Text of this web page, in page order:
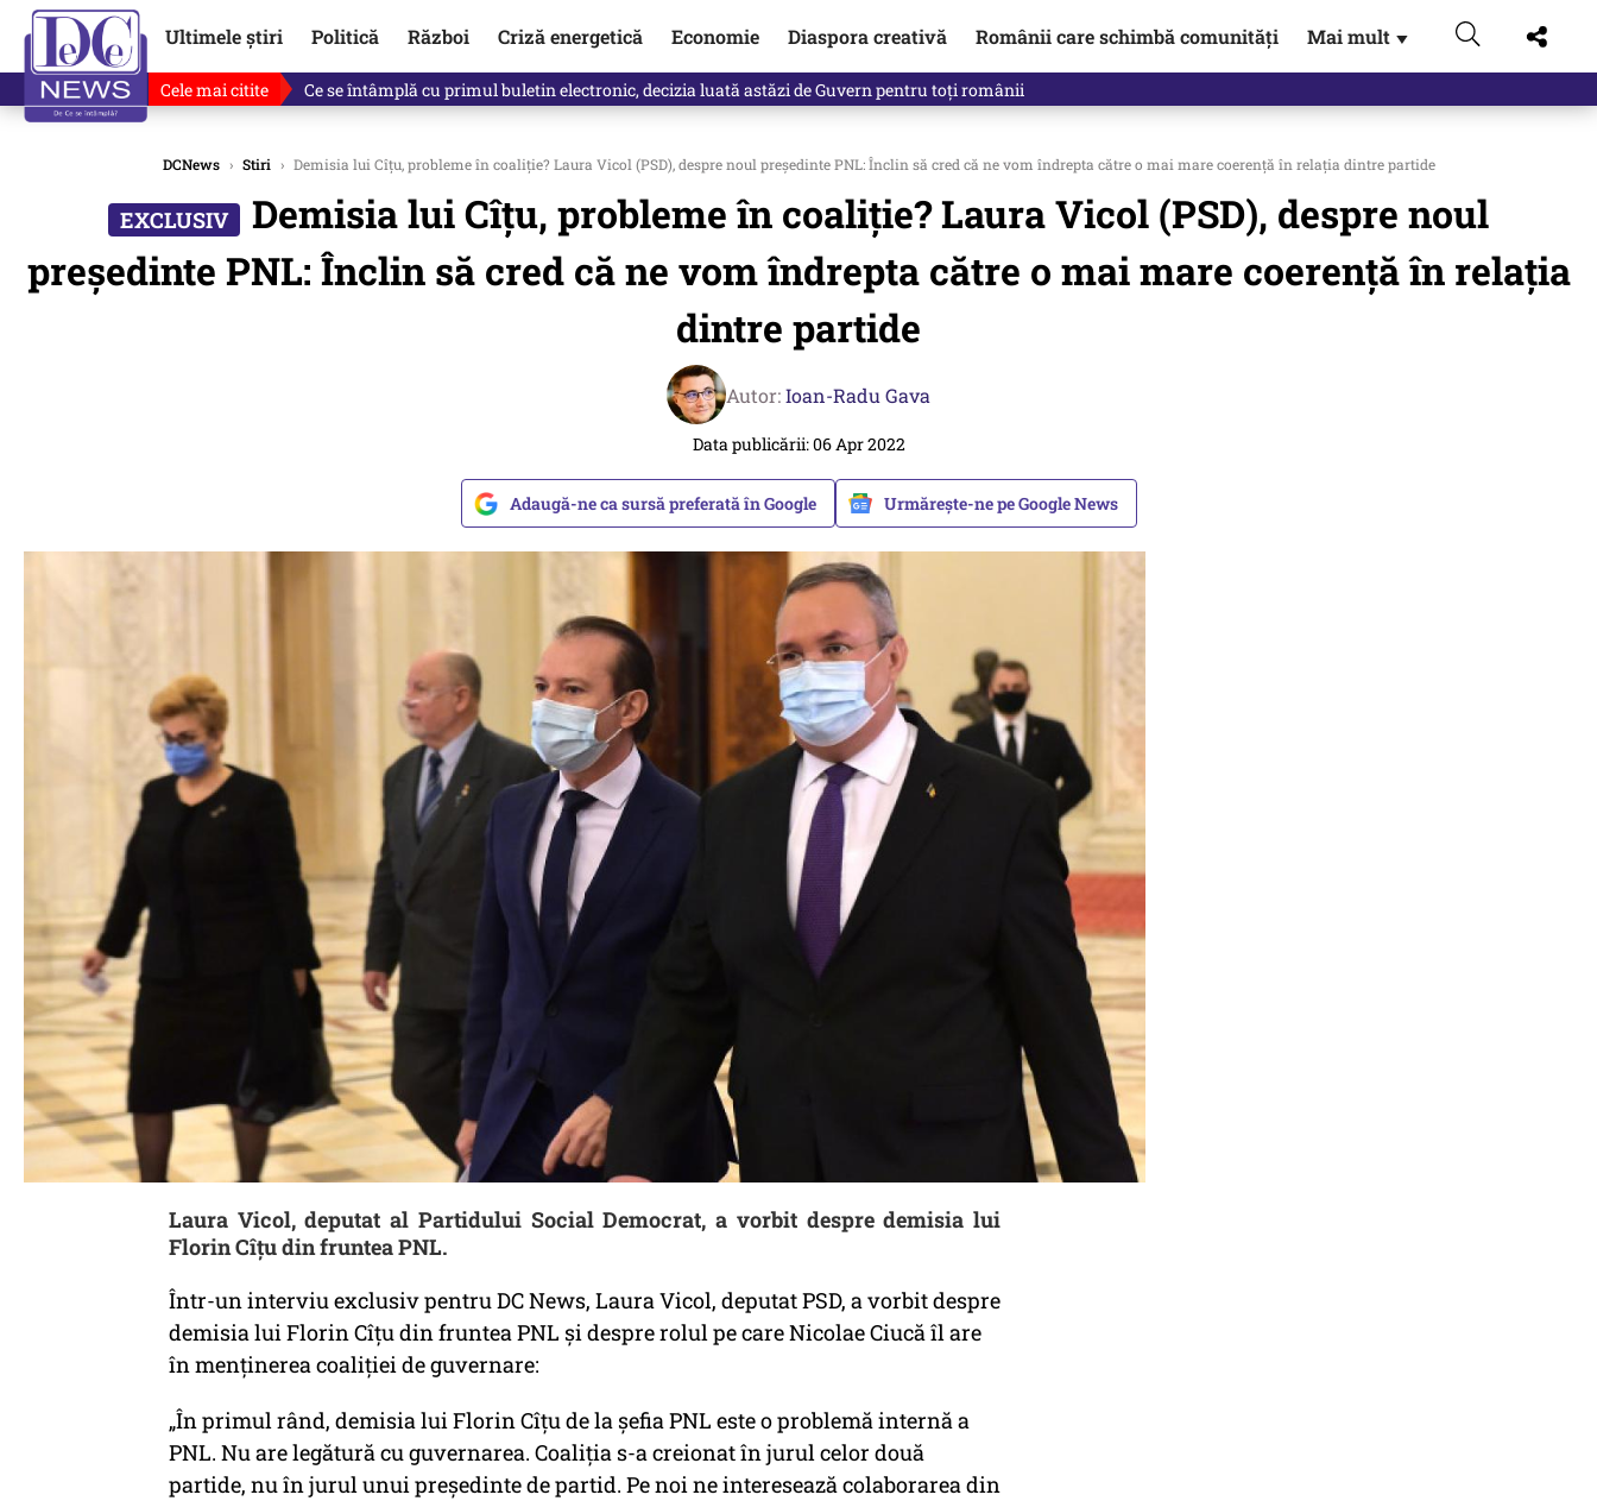
Ultimele știri Politică Război Criză energetică Economie Diaspora creativă Românii care schimbă comunități Mai mult ▼
Cele mai citite Ce se întâmplă cu primul buletin electronic, decizia luată astăzi de Guvern pentru toți românii
DCNews › Stiri › Demisia lui Cîțu, probleme în coaliție? Laura Vicol (PSD), despre noul președinte PNL: Înclin să cred că ne vom îndrepta către o mai mare coerență în relația dintre partide
Demisia lui Cîțu, probleme în coaliție? Laura Vicol (PSD), despre noul
președinte PNL: Înclin să cred că ne vom îndrepta către o mai mare coerență în relația
dintre partide
Autor:Ioan-Radu Gava
Data publicării: 06 Apr 2022
Adaugă-ne ca sursă preferată în Google Urmărește-ne pe Google News
Laura Vicol, deputat al Partidului Social Democrat, a vorbit despre demisia lui
Florin Cîțu din fruntea PNL.
Într-un interviu exclusiv pentru DC News, Laura Vicol, deputat PSD, a vorbit despre
demisia lui Florin Cîțu din fruntea PNL și despre rolul pe care Nicolae Ciucă îl are
în menținerea coaliției de guvernare:
„În primul rând, demisia lui Florin Cîțu de la șefia PNL este o problemă internă a
PNL. Nu are legătură cu guvernarea. Coaliția s-a creionat în jurul celor două
partide, nu în jurul unui președinte de partid. Pe noi ne interesează colaborarea din